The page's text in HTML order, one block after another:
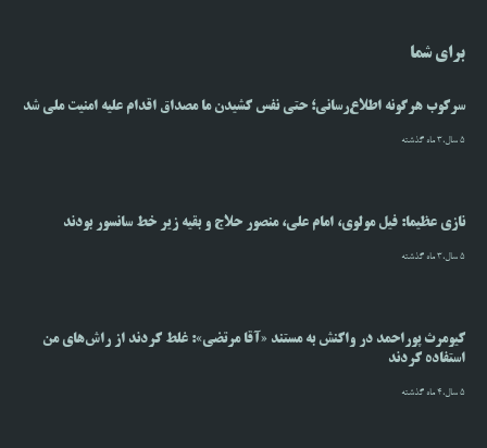
برای شما
سرکوب هرگونه اطلاع‌رسانی؛ حتی نفس کشیدن ما مصداق اقدام علیه امنیت ملی شد
5 سال،3 ماه گذشته
نازی عظیما: فیل مولوی، امام علی، منصور حلاج و بقیه زیر خط سانسور بودند
5 سال،3 ماه گذشته
کیومرث پوراحمد در واکنش به مستند «آقا مرتضی»: غلط کردند از راش‌های من
استفاده کردند
5 سال،4 ماه گذشته